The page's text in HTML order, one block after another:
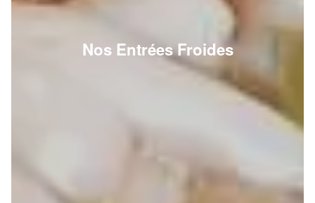
Nos Entrées Froides